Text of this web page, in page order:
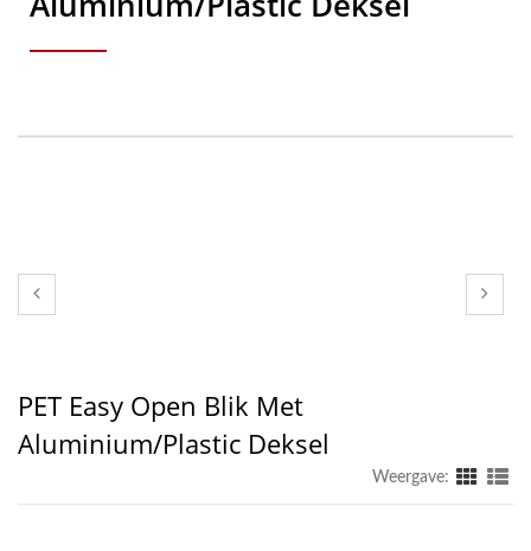
PET Easy Open Blik Met
Aluminium/Plastic Deksel
Weergave: